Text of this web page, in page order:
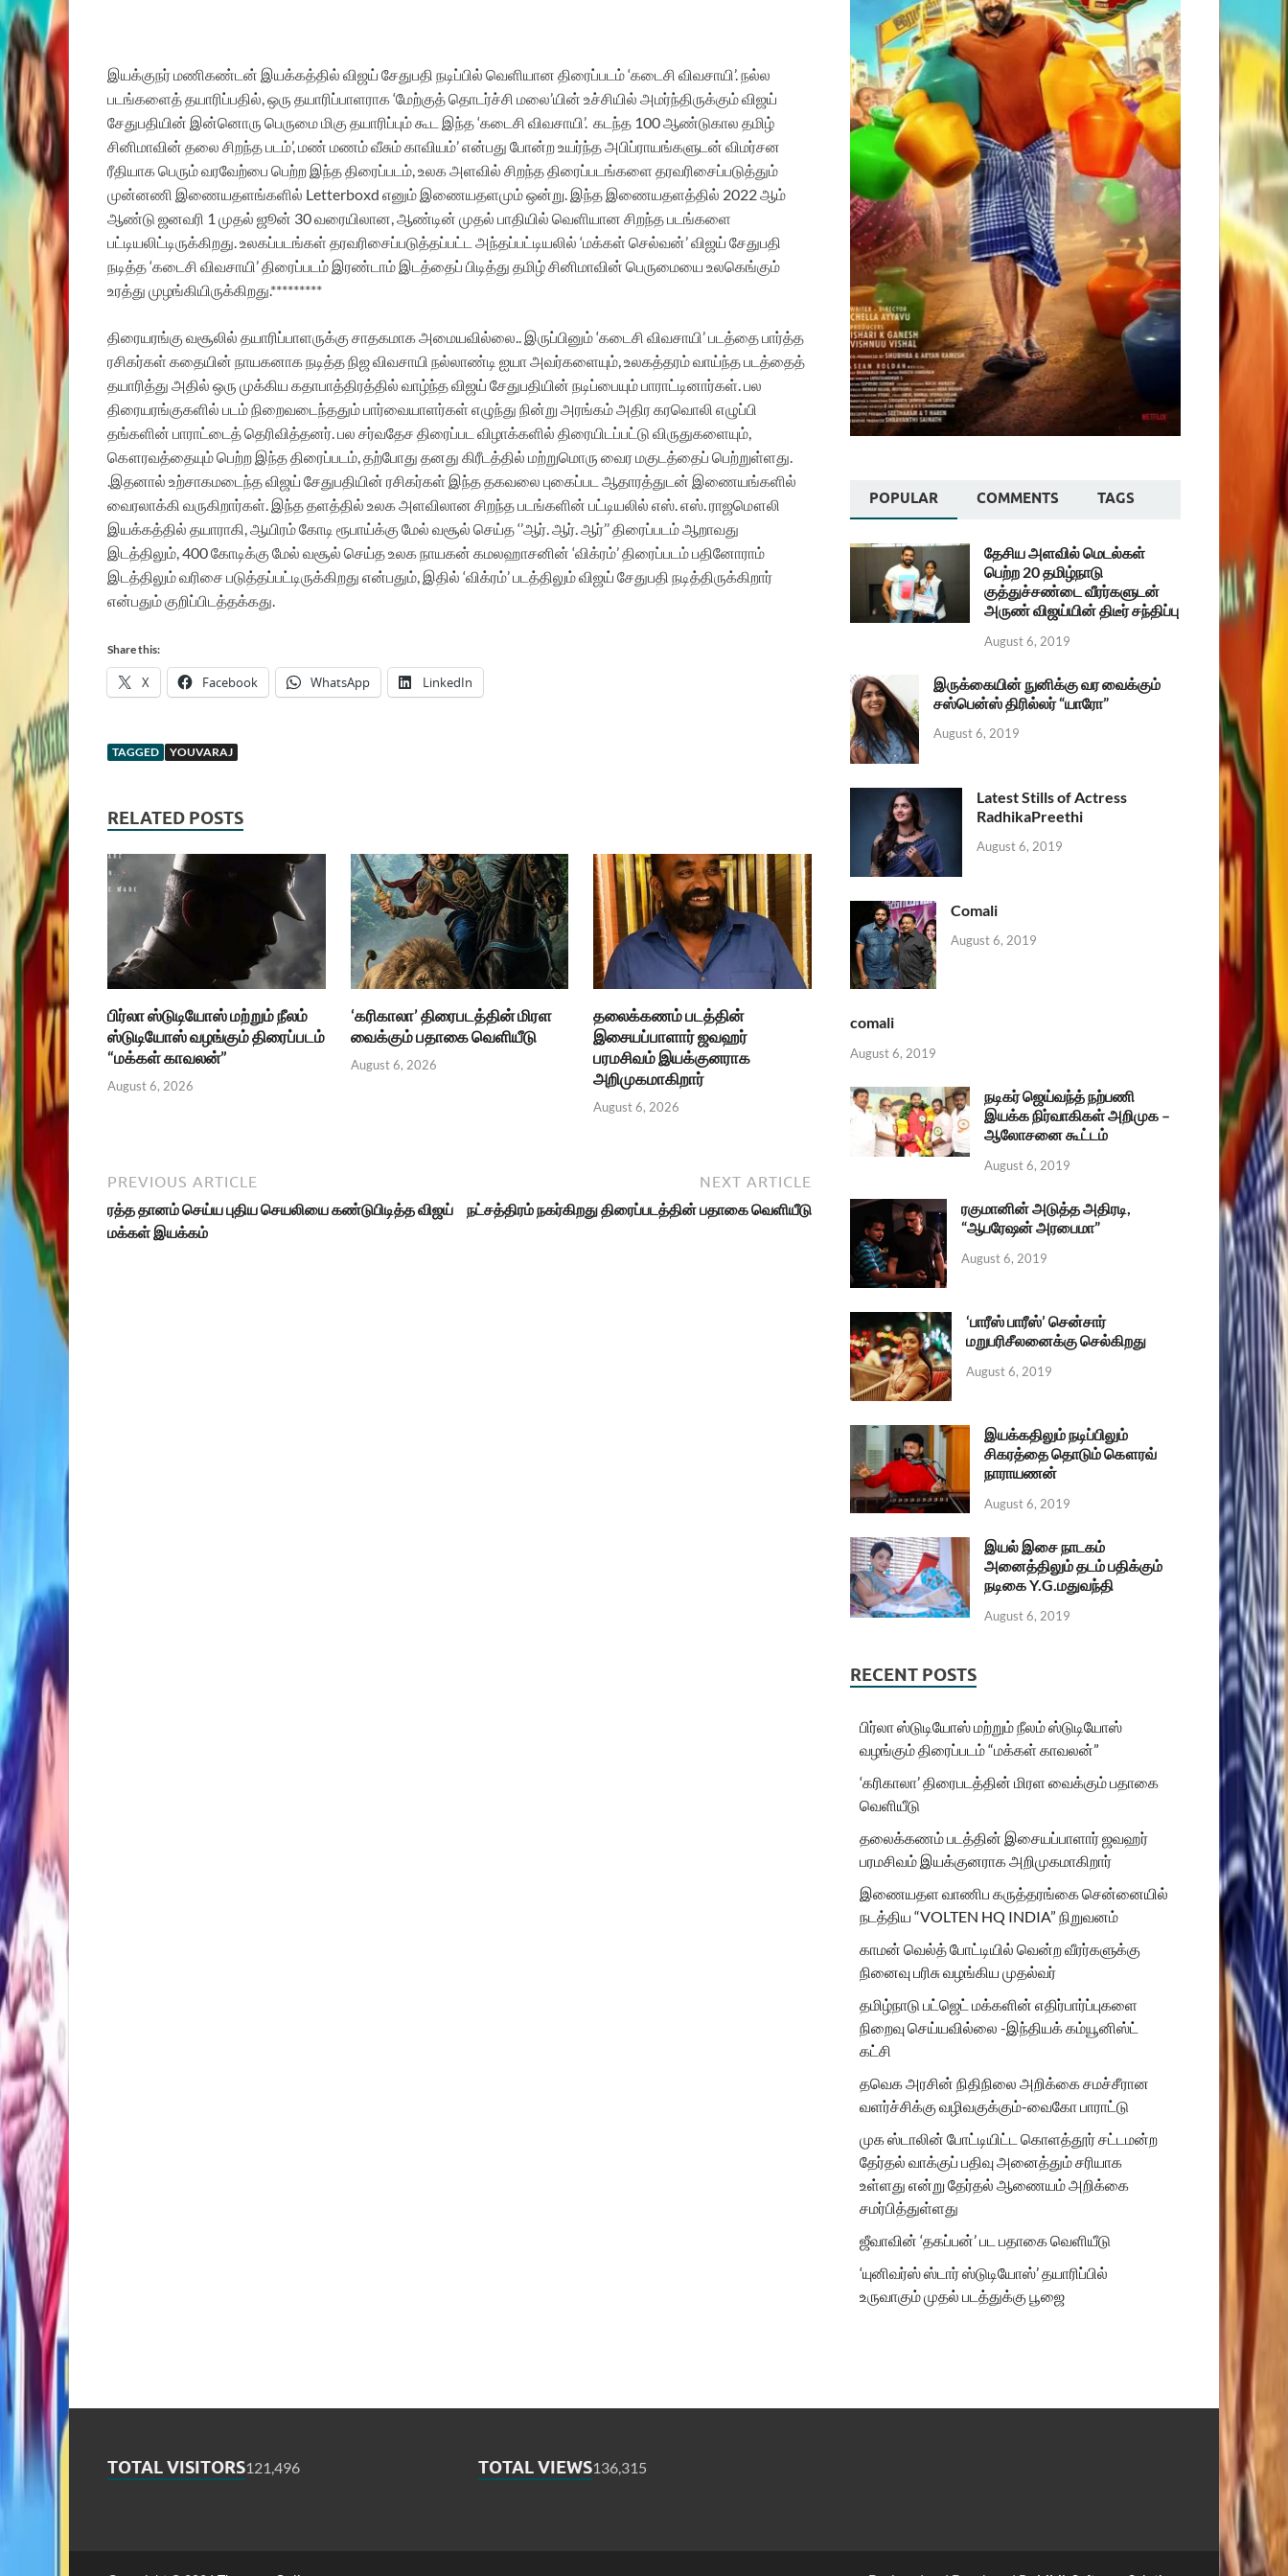
இயக்குநர் மணிகண்டன் இயக்கத்தில் விஜய் சேதுபதி நடிப்பில் வெளியான திரைப்படம் ‘கடைசி விவசாயி’. நல்ல
படங்களைத் தயாரிப்பதில், ஒரு தயாரிப்பாளராக ‘மேற்குத் தொடர்ச்சி மலை’யின் உச்சியில் அமர்ந்திருக்கும் விஜய்
சேதுபதியின் இன்னொரு பெருமை மிகு தயாரிப்பும் கூட இந்த ‘கடைசி விவசாயி’. கடந்த 100 ஆண்டுகால தமிழ்
சினிமாவின் தலை சிறந்த படம்’, மண் மணம் வீசும் காவியம்’ என்பது போன்ற உயர்ந்த அபிப்ராயங்களுடன் விமர்சன
ரீதியாக பெரும் வரவேற்பை பெற்ற இந்த திரைப்படம், உலக அளவில் சிறந்த திரைப்படங்களை தரவரிசைப்படுத்தும்
முன்னணி இணையதளங்களில் Letterboxd எனும் இணையதளமும் ஒன்று. இந்த இணையதளத்தில் 2022 ஆம்
ஆண்டு ஜனவரி 1 முதல் ஜூன் 30 வரையிலான, ஆண்டின் முதல் பாதியில் வெளியான சிறந்த படங்களை
பட்டியலிட்டிருக்கிறது. உலகப்படங்கள் தரவரிசைப்படுத்தப்பட்ட அந்தப்பட்டியலில் ‘மக்கள் செல்வன்’ விஜய் சேதுபதி
நடித்த ‘கடைசி விவசாயி’ திரைப்படம் இரண்டாம் இடத்தைப் பிடித்து தமிழ் சினிமாவின் பெருமையை உலகெங்கும்
உரத்து முழங்கியிருக்கிறது.*********
திரையரங்கு வசூலில் தயாரிப்பாளருக்கு சாதகமாக அமையவில்லை.. இருப்பினும் ‘கடைசி விவசாயி’ படத்தை பார்த்த
ரசிகர்கள் கதையின் நாயகனாக நடித்த நிஜ விவசாயி நல்லாண்டி ஐயா அவர்களையும், உலகத்தரம் வாய்ந்த படத்தைத்
தயாரித்து அதில் ஒரு முக்கிய கதாபாத்திரத்தில் வாழ்ந்தவிஜய் சேதுபதியின் நடிப்பையும் பாராட்டினார்கள். பல
திரையரங்குகளில் படம் நிறைவடைந்ததும் பார்வையாளர்கள் எழுந்து நின்று அரங்கம் அதிர கரவொலி எழுப்பி
தங்களின் பாராட்டைத் தெரிவித்தனர்.பல சர்வதேச திரைப்பட விழாக்களில் திரையிடப்பட்டு விருதுகளையும்,
கௌரவத்தையும் பெற்ற இந்த திரைப்படம், தற்போது தனது கிரீடத்தில் மற்றுமொரு வைர மகுடத்தைப் பெற்றுள்ளது.
.இதனால் உற்சாகமடைந்த விஜய் சேதுபதியின் ரசிகர்கள் இந்த தகவலை புகைப்பட ஆதாரத்துடன் இணையங்களில்
வைரலாக்கி வருகிறார்கள். இந்த தளத்தில் உலக அளவிலான சிறந்த படங்களின் பட்டியலில் எஸ். எஸ். ராஜமௌலி
இயக்கத்தில் தயாராகி, ஆயிரம் கோடி ரூபாய்க்கு மேல் வசூல் செய்த ‘’ஆர். ஆர். ஆர்’’ திரைப்படம் ஆறாவது
இடத்திலும், 400 கோடிக்கு மேல் வசூல் செய்த உலக நாயகன் கமலஹாசனின் ‘விக்ரம்’ திரைப்படம் பதினோராம்
இடத்திலும் வரிசை படுத்தப்பட்டிருக்கிறது என்பதும், இதில் ‘விக்ரம்’ படத்திலும் விஜய் சேதுபதி நடித்திருக்கிறார்
என்பதும் குறிப்பிடத்தக்கது.
Share this:
X Facebook WhatsApp LinkedIn
TAGGED YOUVARAJ
RELATED POSTS
பிர்லா ஸ்டுடியோஸ் மற்றும் நீலம்
ஸ்டுடியோஸ் வழங்கும் திரைப்படம்
“மக்கள் காவலன்”
August 6, 2026
‘கரிகாலா’ திரைபடத்தின் மிரள
வைக்கும் பதாகை வெளியீடு
August 6, 2026
தலைக்கணம் படத்தின்
இசையப்பாளார் ஜவஹர்
பரமசிவம் இயக்குனராக
அறிமுகமாகிறார்
August 6, 2026
PREVIOUS ARTICLE
ரத்த தானம் செய்ய புதிய செயலியை கண்டுபிடித்த விஜய்
மக்கள் இயக்கம்
NEXT ARTICLE
நட்சத்திரம் நகர்கிறது திரைப்படத்தின் பதாகை வெளியீடு
POPULAR COMMENTS TAGS
தேசிய அளவில் மெடல்கள்
பெற்ற 20 தமிழ்நாடு
குத்துச்சண்டை வீரர்களுடன்
அருண் விஜய்யின் திடீர் சந்திப்பு
August 6, 2019
இருக்கையின் நுனிக்கு வர வைக்கும்
சஸ்பென்ஸ் திரில்லர் “யாரோ”
August 6, 2019
Latest Stills of Actress
RadhikaPreethi
August 6, 2019
Comali
August 6, 2019
comali
August 6, 2019
நடிகர் ஜெய்வந்த் நற்பணி
இயக்க நிர்வாகிகள் அறிமுக –
ஆலோசனை கூட்டம்
August 6, 2019
ரகுமானின் அடுத்த அதிரடி,
“ஆபரேஷன் அரபைமா”
August 6, 2019
‘பாரீஸ் பாரீஸ்’ சென்சார்
மறுபரிசீலனைக்கு செல்கிறது
August 6, 2019
இயக்கதிலும் நடிப்பிலும்
சிகரத்தை தொடும் கௌரவ்
நாராயணன்
August 6, 2019
இயல் இசை நாடகம்
அனைத்திலும் தடம் பதிக்கும்
நடிகை Y.G.மதுவந்தி
August 6, 2019
RECENT POSTS
பிர்லா ஸ்டுடியோஸ் மற்றும் நீலம் ஸ்டுடியோஸ்
வழங்கும் திரைப்படம் “மக்கள் காவலன்”
‘கரிகாலா’ திரைபடத்தின் மிரள வைக்கும் பதாகை
வெளியீடு
தலைக்கணம் படத்தின் இசையப்பாளார் ஜவஹர்
பரமசிவம் இயக்குனராக அறிமுகமாகிறார்
இணையதள வாணிப கருத்தரங்கை சென்னையில்
நடத்திய “VOLTEN HQ INDIA” நிறுவனம்
காமன் வெல்த் போட்டியில் வென்ற வீரர்களுக்கு
நினைவு பரிசு வழங்கிய முதல்வர்
தமிழ்நாடு பட்ஜெட் மக்களின் எதிர்பார்ப்புகளை
நிறைவு செய்யவில்லை -இந்தியக் கம்யூனிஸ்ட்
கட்சி
தவெக அரசின் நிதிநிலை அறிக்கை சமச்சீரான
வளர்ச்சிக்கு வழிவகுக்கும்-வைகோ பாராட்டு
முக ஸ்டாலின் போட்டியிட்ட கொளத்தூர் சட்டமன்ற
தேர்தல் வாக்குப் பதிவு அனைத்தும் சரியாக
உள்ளது என்று தேர்தல் ஆணையம் அறிக்கை
சமர்பித்துள்ளது
ஜீவாவின் ‘தகப்பன்’ பட பதாகை வெளியீடு
‘யுனிவர்ஸ் ஸ்டார் ஸ்டுடியோஸ்’ தயாரிப்பில்
உருவாகும் முதல் படத்துக்கு பூஜை
TOTAL VISITORS121,496 TOTAL VIEWS136,315